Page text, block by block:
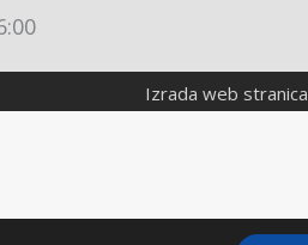
Izrada web stranica